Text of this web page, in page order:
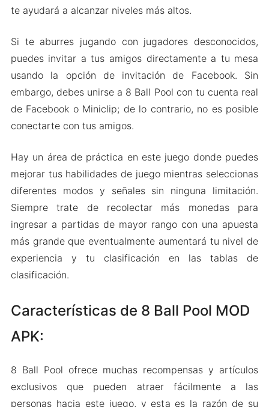
te ayudará a alcanzar niveles más altos.
Si te aburres jugando con jugadores desconocidos,
puedes invitar a tus amigos directamente a tu mesa
usando la opción de invitación de Facebook. Sin
embargo, debes unirse a 8 Ball Pool con tu cuenta real
de Facebook o Miniclip; de lo contrario, no es posible
conectarte con tus amigos.
Hay un área de práctica en este juego donde puedes
mejorar tus habilidades de juego mientras seleccionas
diferentes modos y señales sin ninguna limitación.
Siempre trate de recolectar más monedas para
ingresar a partidas de mayor rango con una apuesta
más grande que eventualmente aumentará tu nivel de
experiencia y tu clasificación en las tablas de
clasificación.
Características de 8 Ball Pool MOD
APK:
8 Ball Pool ofrece muchas recompensas y artículos
exclusivos que pueden atraer fácilmente a las
personas hacia este juego, y esta es la razón de su